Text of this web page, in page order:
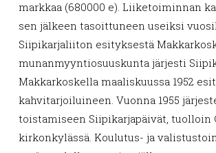
markkaa (680000 e). Liiketoiminnan
sen jälkeen tasoittuneen useiksi
Siipikarjaliiton esityksestä
munanmyyntiosuuskunta järjesti
Makkarkoskella maaliskuussa 1952
kahvitarjoiluineen. Vuonna 1955
toistamiseen Siipikarjapäivät, tuolloin
kirkonkylässä. Koulutus- ja